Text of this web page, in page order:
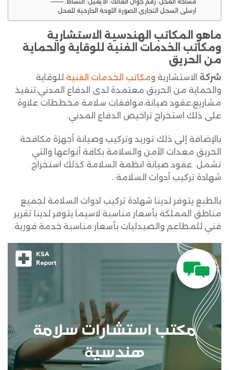
مساحة المحل: رقم جوال المالك: الايميل: النشاط: ———
ارسلي السجل التجاري الصورة اللوحة الخارجية للمحل
ماهو المكاتب الهندسية الاستشارية
ومكاتب الخدمات الفنية للوقاية والحماية
من الحريق
شركة الاستشارية ومكاتب الخدمات الفنية للوقاية
والحماية من الحريق معتمدة لدى الدفاع المدني،تنفيذ
مشاريع،عقود صيانة،موافقات سلامة مخططات علاوة
على ذلك استخراج تراخيص الدفاع المدني.
بالإضافة إلى ذلك توريد وتركيب وصيانة أجهزة مكافحة
الحريق معدات الأمن والسلامة بكافة أنواعها والتي
تشمل عقود صيانة انظمة السلامة كذلك استخراج
شهادة تركيب أدوات السلامة .
بالطبع يتوفر لدينا شهادة تركيب ادوات السلامة لجميع
مناطق المملكة بأسعار مناسبة لاسيما يتوفر لدينا تقرير
فني للمطاعم والصيدليات بأسعار مناسبة خدمة فورية.